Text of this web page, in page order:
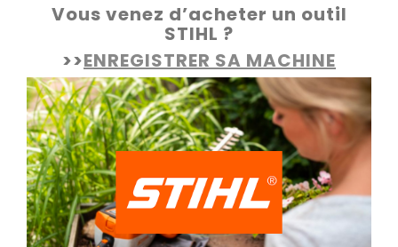
Vous venez d’acheter un outil
STIHL ?
>>ENREGISTRER SA MACHINE